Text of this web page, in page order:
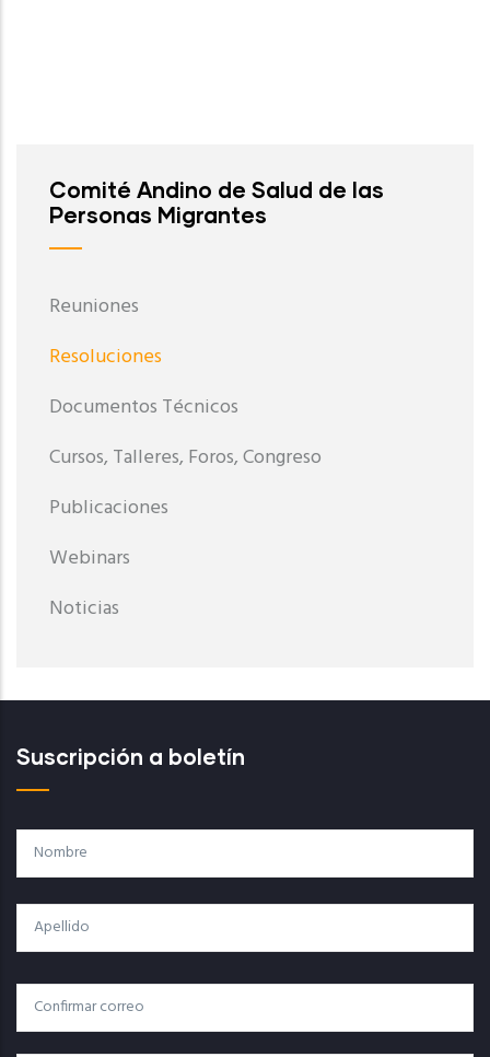
Comité Andino de Salud de las
Personas Migrantes
Reuniones
Resoluciones
Documentos Técnicos
Cursos, Talleres, Foros, Congreso
Publicaciones
Webinars
Noticias
Suscripción a boletín
Nombre
Apellido
Correo
Correo Electrónico